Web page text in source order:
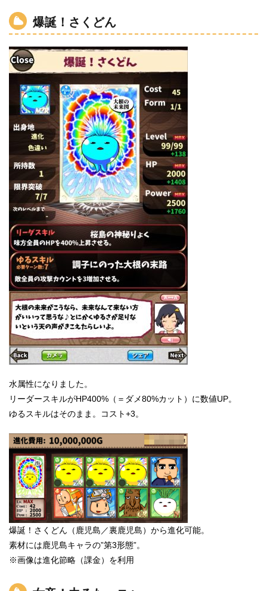
爆誕！さくどん
水属性になりました。
リーダースキルがHP400%（＝ダメ80%カット）に数値UP。
ゆるスキルはそのまま。コスト+3。
爆誕！さくどん（鹿児島／裏鹿児島）から進化可能。
素材には鹿児島キャラの”第3形態”。
※画像は進化節略（課金）を利用